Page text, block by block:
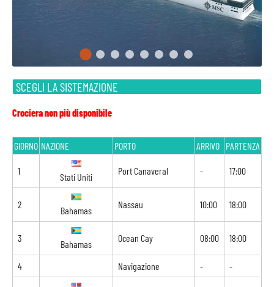
SCEGLI LA SISTEMAZIONE
Crociera non più disponibile
GIORNO NAZIONE PORTO ARRIVO PARTENZA
1
Stati Uniti
Port Canaveral - 17:00
2
Bahamas
Nassau 10:00 18:00
3
Bahamas
Ocean Cay 08:00 18:00
4 Navigazione - -